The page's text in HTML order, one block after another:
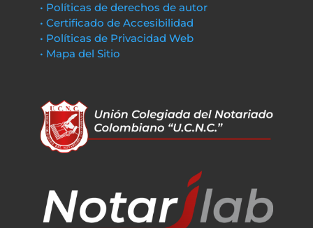
• Políticas de derechos de autor
• Certificado de Accesibilidad
• Políticas de Privacidad Web
• Mapa del Sitio